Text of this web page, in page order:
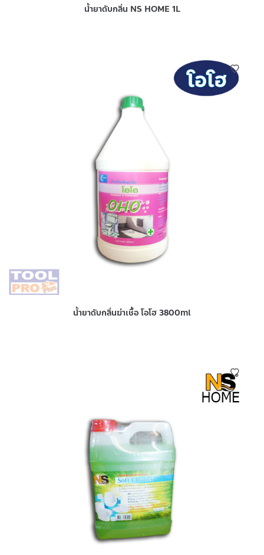
น้ำยาดับกลิ่น NS HOME 1L
น้ำยาดับกลิ่นฆ่าเชื้อ โอโฮ 3800ml